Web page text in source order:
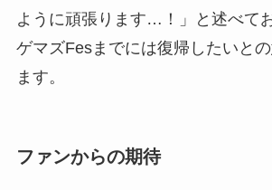
ように頑張ります…！」と述べて
ゲマズFesまでには復帰したいと
ます。
ファンからの期待